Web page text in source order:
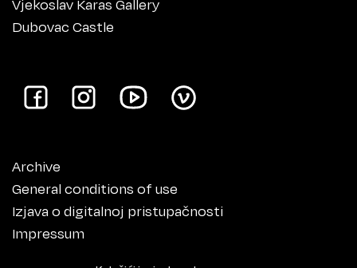
Vjekoslav Karas Gallery
Dubovac Castle
Archive
General conditions of use
Izjava o digitalnoj pristupačnosti
Impressum